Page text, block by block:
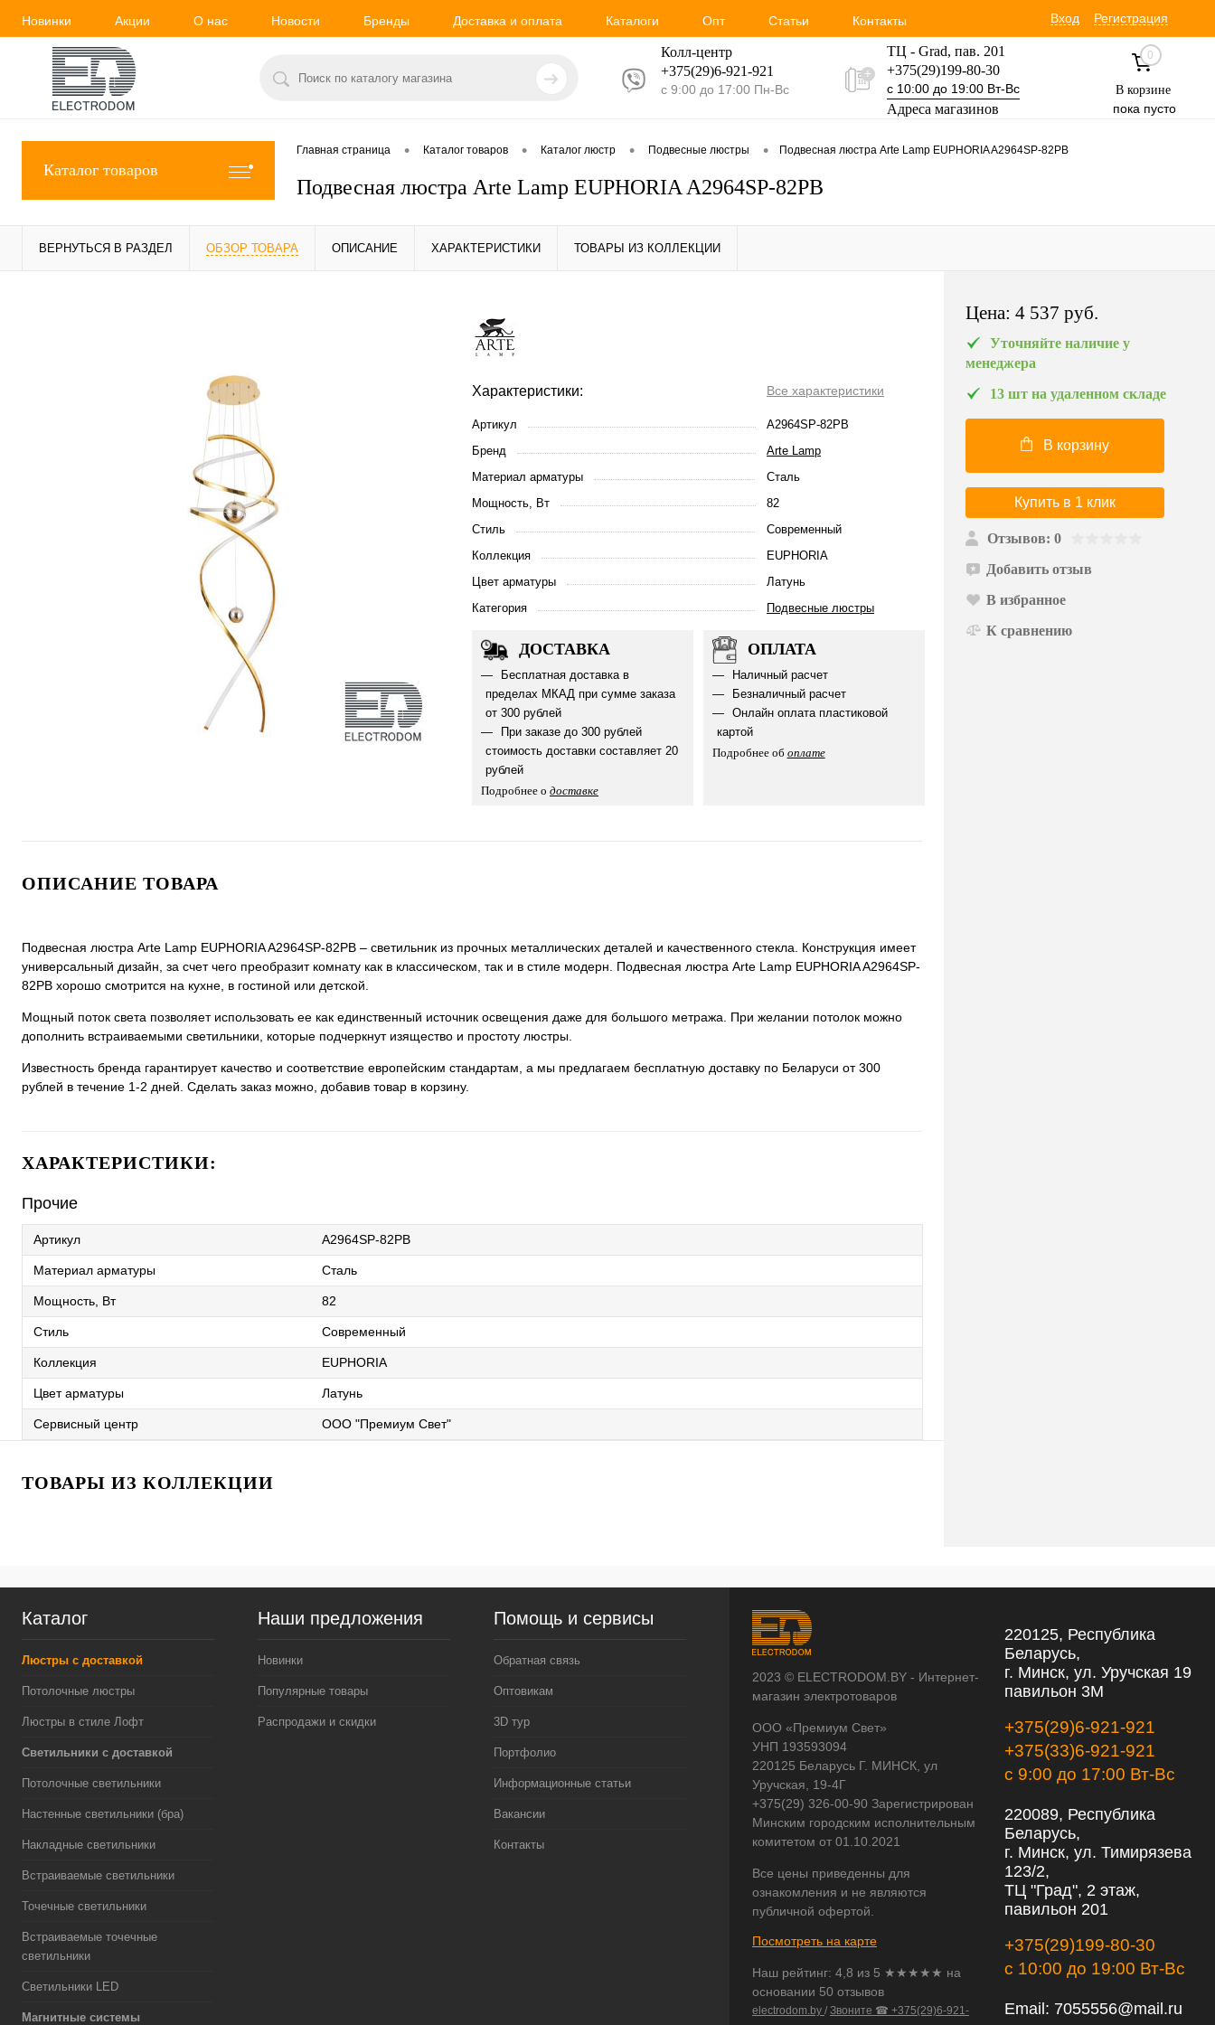
Новинки Акции О нас Новости Бренды Доставка и оплата Каталоги Опт Статьи Контакты Вход Регистрация
Колл-центр
+375(29)6-921-921
с 9:00 до 17:00 Пн-Вс
ТЦ - Grad, пав. 201
+375(29)199-80-30
с 10:00 до 19:00 Вт-Вс
Адреса магазинов
+375(29)354-30-60
0
В корзине
пока пусто
Каталог товаров
Главная страница • Каталог товаров • Каталог люстр • Подвесные люстры • Подвесная люстра Arte Lamp EUPHORIA A2964SP-82PB
Подвесная люстра Arte Lamp EUPHORIA A2964SP-82PB
ВЕРНУТЬСЯ В РАЗДЕЛ ОБЗОР ТОВАРА ОПИСАНИЕ ХАРАКТЕРИСТИКИ ТОВАРЫ ИЗ КОЛЛЕКЦИИ
Характеристики: Все характеристики
Артикул
A2964SP-82PB
Бренд
Arte Lamp
Материал арматуры
Сталь
Мощность, Вт
82
Стиль
Современный
Коллекция
EUPHORIA
Цвет арматуры
Латунь
Категория
Подвесные люстры
ДОСТАВКА
Бесплатная доставка в
пределах МКАД при сумме заказа
от 300 рублей
При заказе до 300 рублей
стоимость доставки составляет 20
рублей
Подробнее о доставке
ОПЛАТА
Наличный расчет
Безналичный расчет
Онлайн оплата пластиковой
картой
Подробнее об оплате
ОПИСАНИЕ ТОВАРА
Подвесная люстра Arte Lamp EUPHORIA A2964SP-82PB – светильник из прочных металлических деталей и качественного стекла. Конструкция имеет
универсальный дизайн, за счет чего преобразит комнату как в классическом, так и в стиле модерн. Подвесная люстра Arte Lamp EUPHORIA A2964SP-
82PB хорошо смотрится на кухне, в гостиной или детской.
Мощный поток света позволяет использовать ее как единственный источник освещения даже для большого метража. При желании потолок можно
дополнить встраиваемыми светильники, которые подчеркнут изящество и простоту люстры.
Известность бренда гарантирует качество и соответствие европейским стандартам, а мы предлагаем бесплатную доставку по Беларуси от 300
рублей в течение 1-2 дней. Сделать заказ можно, добавив товар в корзину.
ХАРАКТЕРИСТИКИ:
Прочие
Артикул A2964SP-82PB
Материал арматуры Сталь
Мощность, Вт 82
Стиль Современный
Коллекция EUPHORIA
Цвет арматуры Латунь
Сервисный центр ООО "Премиум Свет"
ТОВАРЫ ИЗ КОЛЛЕКЦИИ
Цена: 4 537 pуб.
Уточняйте наличие у
менеджера
13 шт на удаленном складе
В корзину
Купить в 1 клик
Отзывов: 0
Добавить отзыв
В избранное
К сравнению
Каталог
Люстры с доставкой
Потолочные люстры
Люстры в стиле Лофт
Светильники с доставкой
Потолочные светильники
Настенные светильники (бра)
Накладные светильники
Встраиваемые светильники
Точечные светильники
Встраиваемые точечные
светильники
Светильники LED
Магнитные системы
Наши предложения
Новинки
Популярные товары
Распродажи и скидки
Помощь и сервисы
Обратная связь
Оптовикам
3D тур
Портфолио
Информационные статьи
Вакансии
Контакты
2023 © ELECTRODOM.BY - Интернет-
магазин электротоваров
ООО «Премиум Свет»
УНП 193593094
220125 Беларусь Г. МИНСК, ул
Уручская, 19-4Г
+375(29) 326-00-90 Зарегистрирован
Минским городским исполнительным
комитетом от 01.10.2021
Все цены приведенны для
ознакомления и не являются
публичной офертой.
Посмотреть на карте
Наш рейтинг: 4,8 из 5 ★★★★★ на
основании 50 отзывов
electrodom.by / Звоните ☎ +375(29)6-921-
220125, Республика
Беларусь,
г. Минск, ул. Уручская 19
павильон 3М
+375(29)6-921-921
+375(33)6-921-921
с 9:00 до 17:00 Вт-Вс
220089, Республика
Беларусь,
г. Минск, ул. Тимирязева
123/2,
ТЦ "Град", 2 этаж,
павильон 201
+375(29)199-80-30
с 10:00 до 19:00 Вт-Вс
Email: 7055556@mail.ru